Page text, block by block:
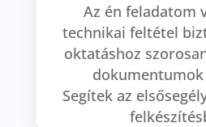
Az én feladatom
technikai feltétel
oktatáshoz
dokumentumok
Segítek az